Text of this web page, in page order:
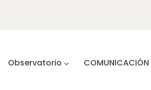
Observatorio COMUNICACIÓN